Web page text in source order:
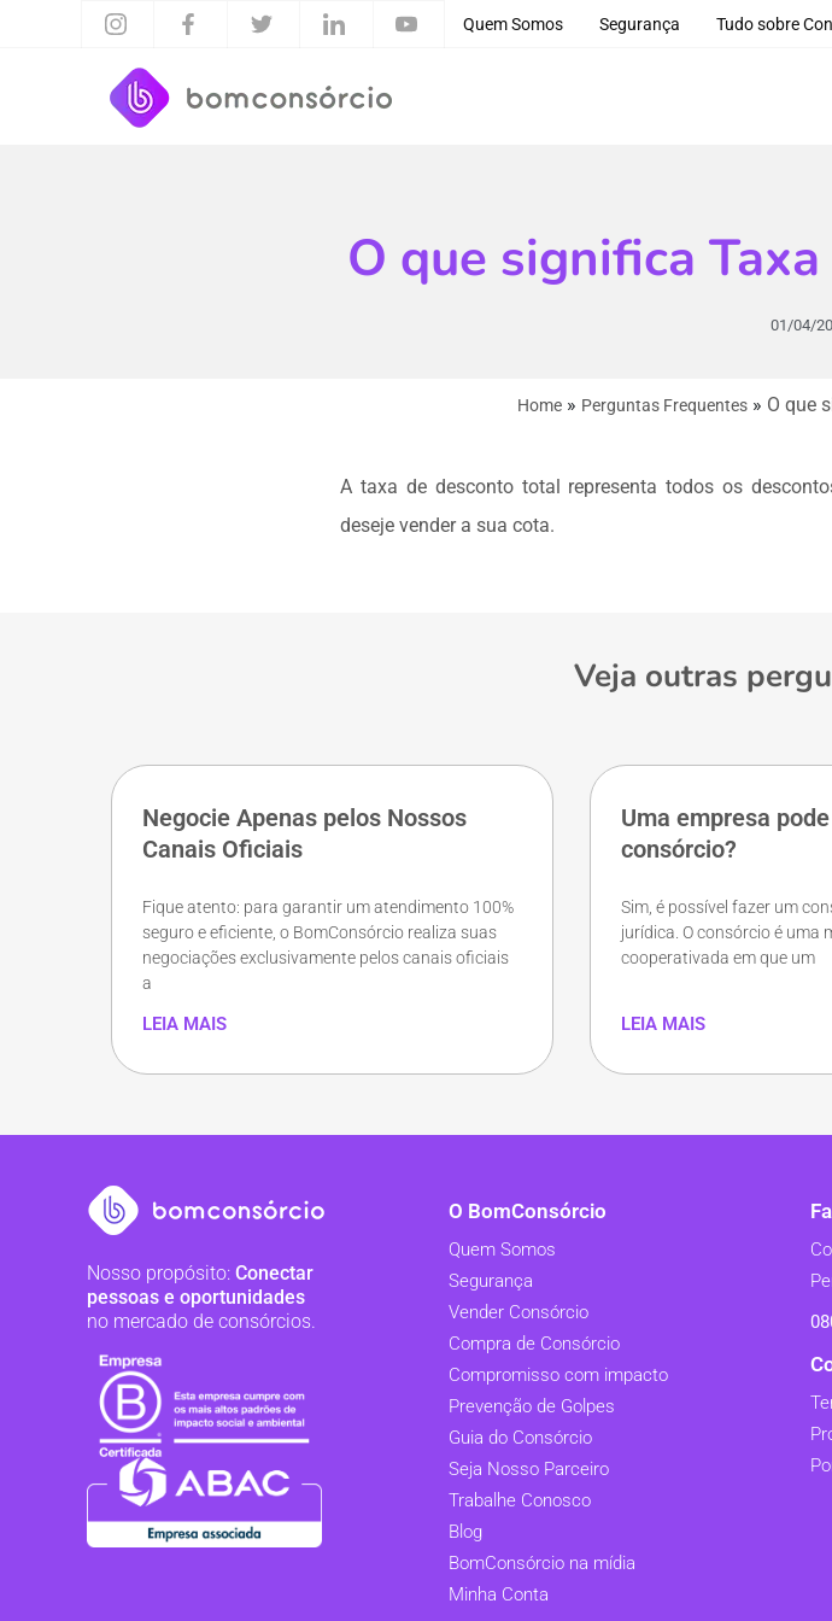
Quem Somos Segurança Tudo sobre
O que significa
01/04/
Home» Perguntas Frequentes» O que
A taxa de desconto total representa todos os
deseje vender a sua cota.
Veja outras
Negocie Apenas pelos Nossos
Canais Oficiais
Fique atento: para garantir um atendimento 100%
seguro e eficiente, o BomConsórcio realiza suas
negociações exclusivamente pelos canais oficiais
a
LEIA MAIS
Uma empresa
consórcio?
Sim, é possível fazer um
jurídica. O consórcio é uma
cooperativada em que um
LEIA MAIS
Nosso propósito: Conectar
pessoas e oportunidades
no mercado de consórcios.
O BomConsórcio
Quem Somos
Segurança
Vender Consórcio
Compra de Consórcio
Compromisso com impacto
Prevenção de Golpes
Guia do Consórcio
Seja Nosso Parceiro
Trabalhe Conosco
Blog
BomConsórcio na mídia
Minha Conta